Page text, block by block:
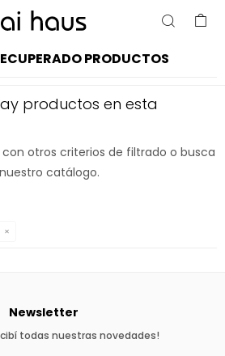
PRODUCTOS
productos en esta
otros criterios de filtrado o busca
catálogo.
Newsletter
todas nuestras novedades!